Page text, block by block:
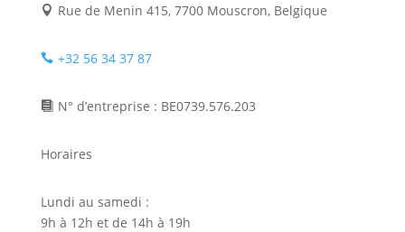
 Rue de Menin 415, 7700 Mouscron, Belgique
 +32 56 34 37 87
 N° d’entreprise : BE0739.576.203
Horaires
Lundi au samedi :
9h à 12h et de 14h à 19h